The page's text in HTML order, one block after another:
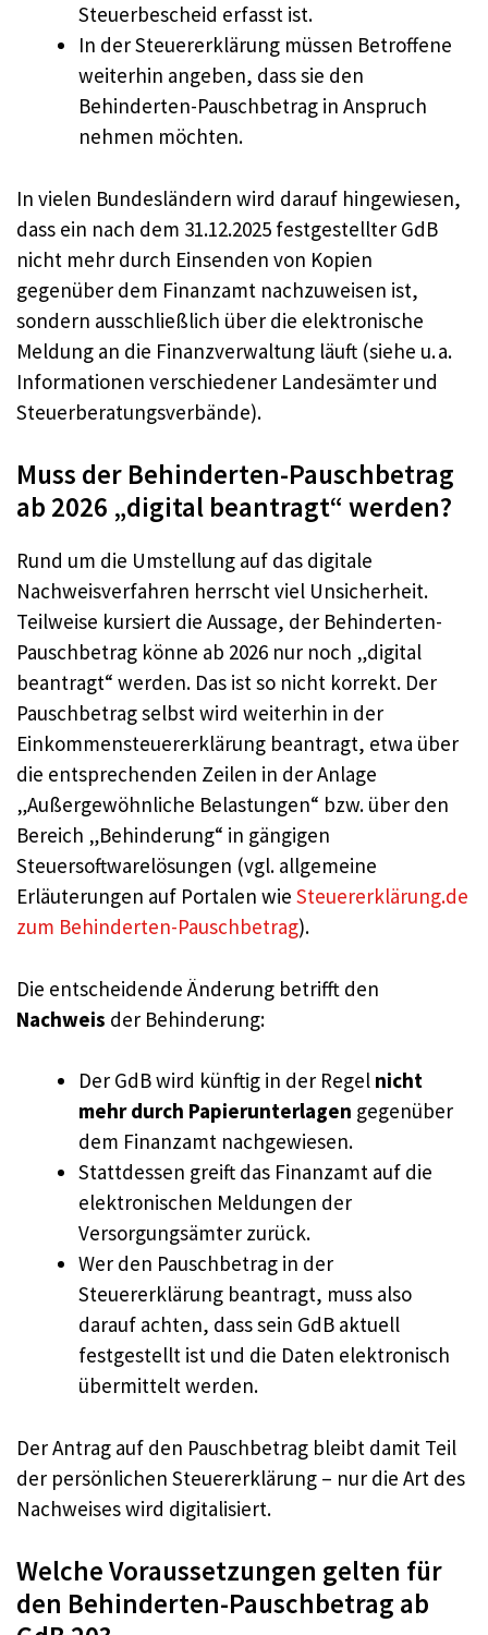
Steuerbescheid erfasst ist.
In der Steuererklärung müssen Betroffene
weiterhin angeben, dass sie den
Behinderten-Pauschbetrag in Anspruch
nehmen möchten.
In vielen Bundesländern wird darauf hingewiesen,
dass ein nach dem 31.12.2025 festgestellter GdB
nicht mehr durch Einsenden von Kopien
gegenüber dem Finanzamt nachzuweisen ist,
sondern ausschließlich über die elektronische
Meldung an die Finanzverwaltung läuft (siehe u. a.
Informationen verschiedener Landesämter und
Steuerberatungsverbände).
Muss der Behinderten-Pauschbetrag
ab 2026 „digital beantragt“ werden?
Rund um die Umstellung auf das digitale
Nachweisverfahren herrscht viel Unsicherheit.
Teilweise kursiert die Aussage, der Behinderten-
Pauschbetrag könne ab 2026 nur noch „digital
beantragt“ werden. Das ist so nicht korrekt. Der
Pauschbetrag selbst wird weiterhin in der
Einkommensteuererklärung beantragt, etwa über
die entsprechenden Zeilen in der Anlage
„Außergewöhnliche Belastungen“ bzw. über den
Bereich „Behinderung“ in gängigen
Steuersoftwarelösungen (vgl. allgemeine
Erläuterungen auf Portalen wie Steuererklärung.de
zum Behinderten-Pauschbetrag).
Die entscheidende Änderung betrifft den
Nachweis der Behinderung:
Der GdB wird künftig in der Regel nicht
mehr durch Papierunterlagen gegenüber
dem Finanzamt nachgewiesen.
Stattdessen greift das Finanzamt auf die
elektronischen Meldungen der
Versorgungsämter zurück.
Wer den Pauschbetrag in der
Steuererklärung beantragt, muss also
darauf achten, dass sein GdB aktuell
festgestellt ist und die Daten elektronisch
übermittelt werden.
Der Antrag auf den Pauschbetrag bleibt damit Teil
der persönlichen Steuererklärung – nur die Art des
Nachweises wird digitalisiert.
Welche Voraussetzungen gelten für
den Behinderten-Pauschbetrag ab